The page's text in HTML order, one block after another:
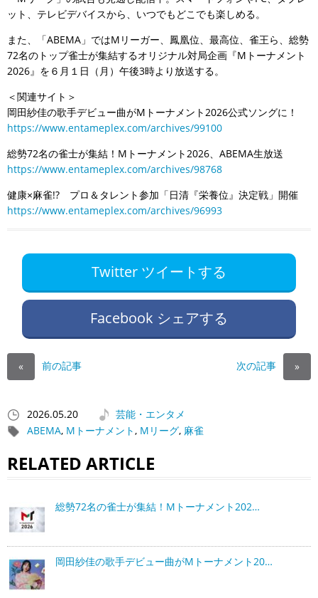
ット、テレビデバイスから、いつでもどこでも楽しめる。
また、「ABEMA」ではMリーガー、鳳凰位、最高位、雀王ら、総勢
72名のトップ雀士が集結するオリジナル対局企画『Mトーナメント
2026』を６月１日（月）午後3時より放送する。
＜関連サイト＞
岡田紗佳の歌手デビュー曲がMトーナメント2026公式ソングに！
https://www.entameplex.com/archives/99100
総勢72名の雀士が集結！Mトーナメント2026、ABEMA生放送
https://www.entameplex.com/archives/98768
健康×麻雀!? プロ＆タレント参加「日清『栄養位』決定戦」開催
https://www.entameplex.com/archives/96993
Twitter ツイートする
Facebook シェアする
« 前の記事 次の記事 »
2026.05.20
芸能・エンタメ
ABEMA, Mトーナメント, Mリーグ, 麻雀
RELATED ARTICLE
総勢72名の雀士が集結！Mトーナメント202…
岡田紗佳の歌手デビュー曲がMトーナメント20…